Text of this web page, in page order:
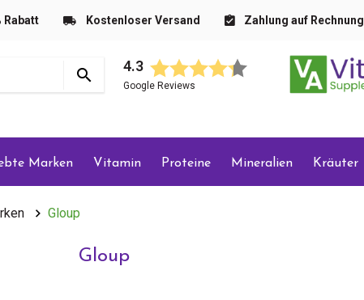
Rabatt Kostenloser Versand Zahlung auf Rechnung
4.3
Google Reviews
Marken Vitamin Proteine Mineralien Kräuter
Gloup
Gloup